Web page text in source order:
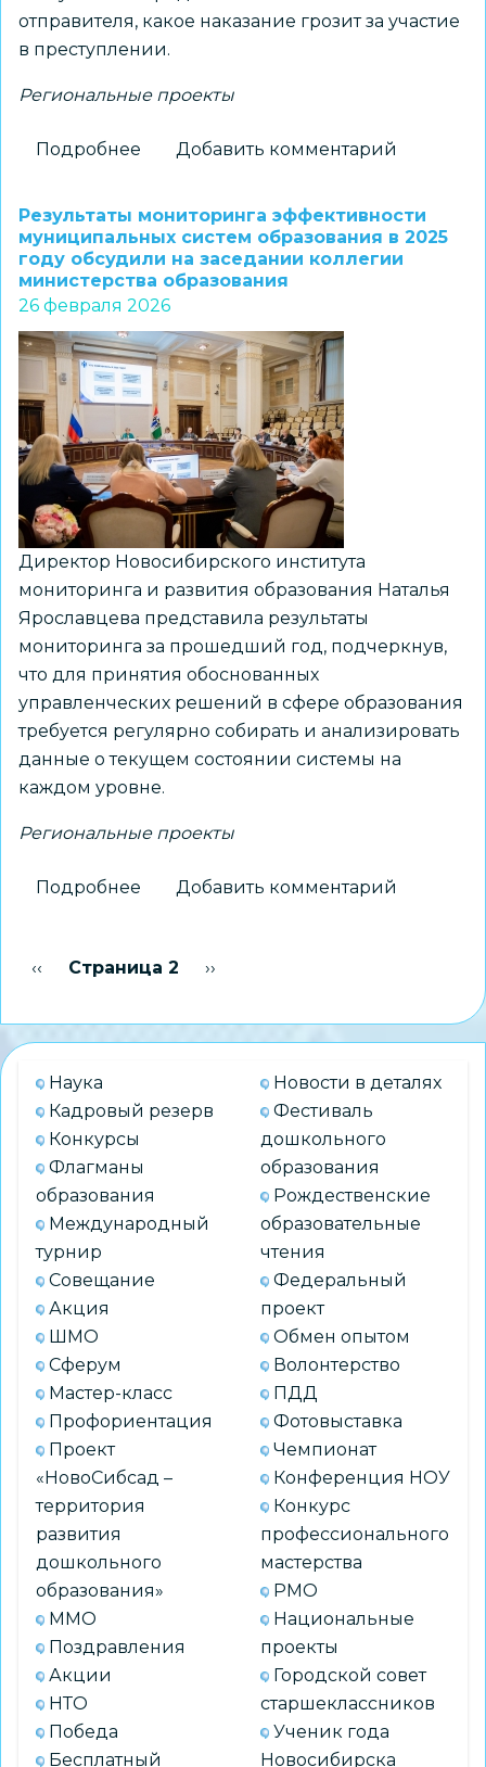
отправителя, какое наказание грозит за участие
в преступлении.
Региональные проекты
Подробнее
от
дропперов
рассказали
новосибирским
школьникам
Добавить комментарий
Результаты мониторинга эффективности
муниципальных систем образования в 2025
году обсудили на заседании коллегии
министерства образования
26 февраля 2026
Директор Новосибирского института
мониторинга и развития образования Наталья
Ярославцева представила результаты
мониторинга за прошедший год, подчеркнув,
что для принятия обоснованных
управленческих решений в сфере образования
требуется регулярно собирать и анализировать
данные о текущем состоянии системы на
каждом уровне.
Региональные проекты
Подробнее
эффективности
систем
2025
обсудили
на
заседании
министерства
Добавить комментарий
Нумерация
Предыдущая страница
‹‹ Страница 2 Следующая страница
››
Наука
Кадровый резерв
Конкурсы
Флагманы
образования
Международный
турнир
Совещание
Акция
ШМО
Сферум
Мастер-класс
Профориентация
Проект
«НовоСибсад –
территория
развития
дошкольного
образования»
ММО
Поздравления
Акции
НТО
Победа
Бесплатный
Новости в деталях
Фестиваль
дошкольного
образования
Рождественские
образовательные
чтения
Федеральный
проект
Обмен опытом
Волонтерство
ПДД
Фотовыставка
Чемпионат
Конференция НОУ
Конкурс
профессионального
мастерства
РМО
Национальные
проекты
Городской совет
старшеклассников
Ученик года
Новосибирска